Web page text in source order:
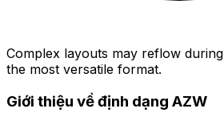
Complex layouts may reflow
the most versatile format.
Giới thiệu về định dạng AZW